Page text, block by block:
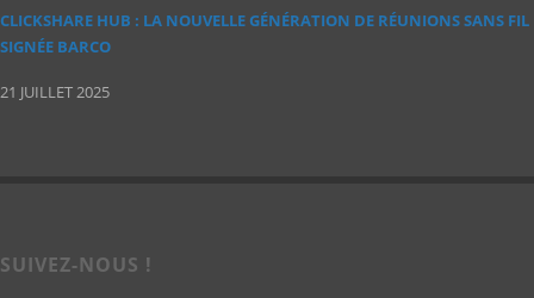
CLICKSHARE HUB : LA NOUVELLE GÉNÉRATION DE RÉUNIONS SANS FIL
SIGNÉE BARCO
21 JUILLET 2025
SUIVEZ-NOUS !